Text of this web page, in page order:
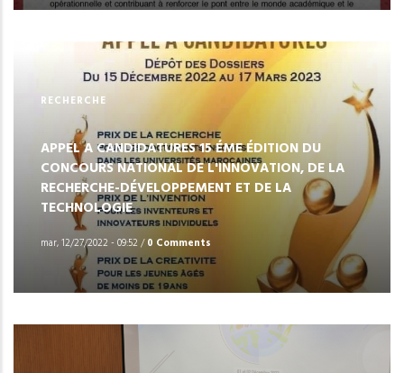
RECHERCHE
APPEL A CANDIDATURES 15 ÉME ÉDITION DU
CONCOURS NATIONAL DE L'INNOVATION, DE LA
RECHERCHE-DÉVELOPPEMENT ET DE LA
TECHNOLOGIE
mar, 12/27/2022 - 09:52 /0 Comments